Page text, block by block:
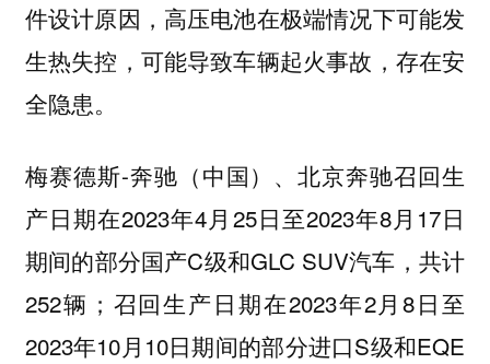
件设计原因，高压电池在极端情况下可能发
生热失控，可能导致车辆起火事故，存在安
全隐患。
梅赛德斯-奔驰（中国）、北京奔驰召回生
产日期在2023年4月25日至2023年8月17日
期间的部分国产C级和GLC SUV汽车，共计
252辆；召回生产日期在2023年2月8日至
2023年10月10日期间的部分进口S级和EQE